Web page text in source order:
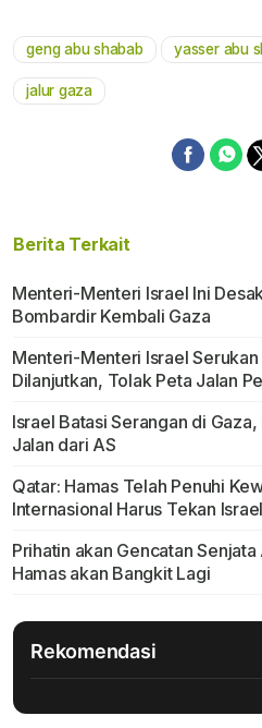
geng abu shabab yasser abu
jalur gaza
Berita Terkait
Menteri-Menteri Israel Ini
Bombardir Kembali Gaza
Menteri-Menteri Israel
Dilanjutkan, Tolak Peta Jalan
Israel Batasi Serangan di
Jalan dari AS
Qatar: Hamas Telah Penuhi
Internasional Harus Tekan Israel
Prihatin akan Gencatan
Hamas akan Bangkit Lagi
Rekomendasi